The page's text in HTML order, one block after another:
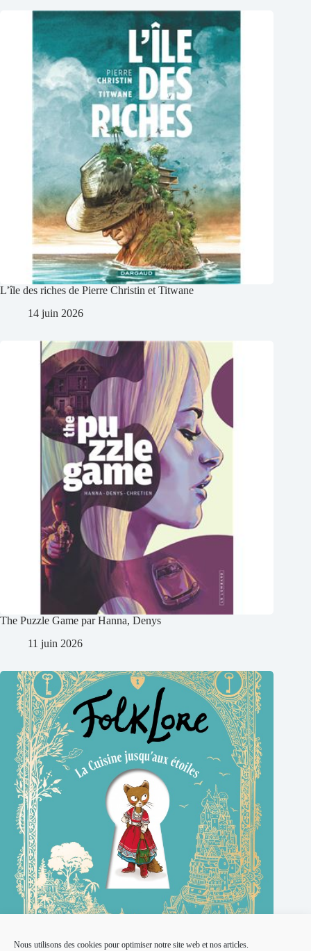
Nous utilisons des cookies pour optimiser notre site web et nos articles.
L’île des riches de Pierre Christin et Titwane
14 juin 2026
The Puzzle Game par Hanna, Denys
11 juin 2026